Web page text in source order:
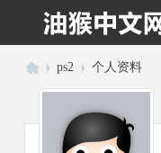
› ps2 › 个人资料